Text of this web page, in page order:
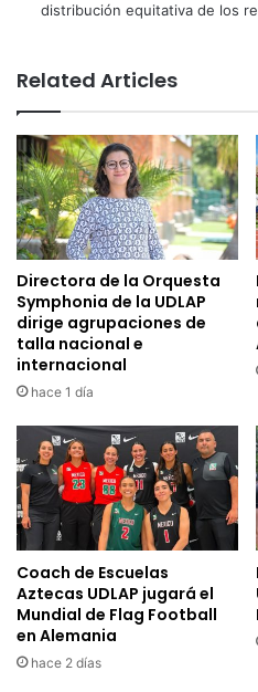
distribución equitativa de los
Related Articles
Directora de la Orquesta
Symphonia de la UDLAP
dirige agrupaciones de
talla nacional e
internacional
hace 1 día
Coach de Escuelas
Aztecas UDLAP jugará el
Mundial de Flag Football
en Alemania
hace 2 días